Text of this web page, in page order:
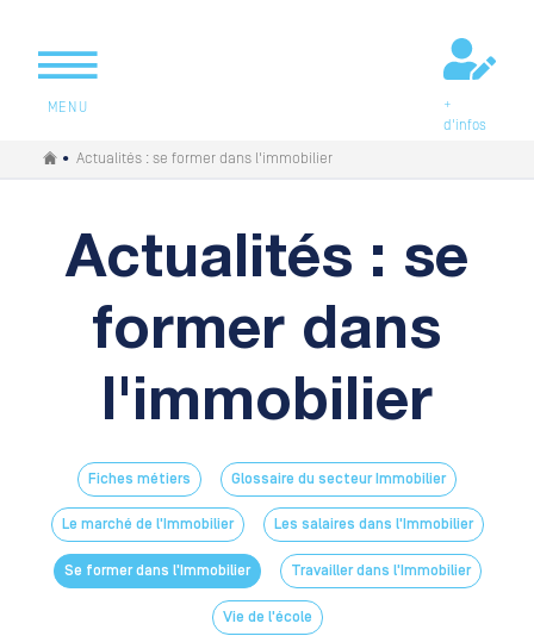
MENU
+
d'infos
Vous êtes ici
• Actualités : se former dans l'immobilier
Actualités : se
former dans
l'immobilier
Fiches métiers Glossaire du secteur Immobilier
Le marché de l'Immobilier Les salaires dans l'Immobilier
Se former dans l'Immobilier Travailler dans l'Immobilier
Vie de l'école